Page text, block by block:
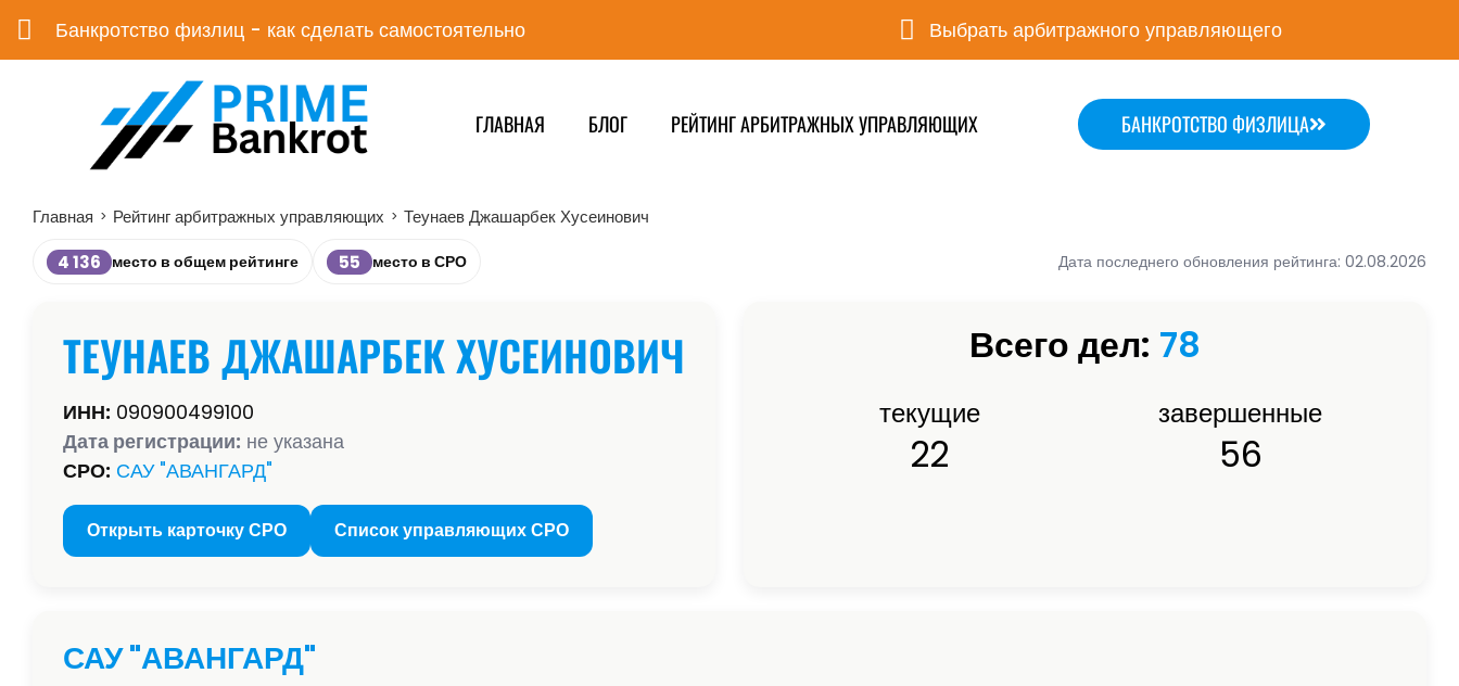
Банкротство физлиц - как сделать самостоятельно Выбрать арбитражного управляющего
ГЛАВНАЯ БЛОГ РЕЙТИНГ АРБИТРАЖНЫХ УПРАВЛЯЮЩИХ БАНКРОТСТВО ФИЗЛИЦА
Главная > Рейтинг арбитражных управляющих > Теунаев Джашарбек Хусеинович
4 136 место в общем рейтинге 55 место в СРО Дата последнего обновления рейтинга: 02.08.2026
ТЕУНАЕВ ДЖАШАРБЕК ХУСЕИНОВИЧ
ИНН: 090900499100
Дата регистрации: не указана
СРО: САУ "АВАНГАРД"
Открыть карточку СРО Список управляющих СРО
Всего дел: 78
текущие
22
завершенные
56
САУ "АВАНГАРД"